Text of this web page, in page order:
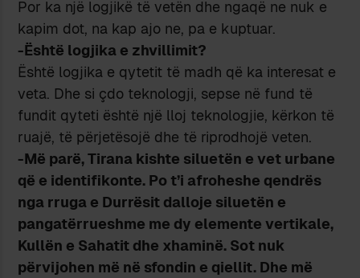
Por ka një logjikë të vetën dhe ngaqë ne nuk e
kapim dot, na kap ajo ne, pa e kuptuar.
-Është logjika e zhvillimit?
Është logjika e qytetit të madh që ka interesat e
veta. Dhe si çdo teknologji, sepse në fund të
fundit qyteti është një lloj teknologjie, kërkon të
ruajë, të përjetësojë dhe të riprodhojë veten.
-Më parë, Tirana kishte siluetën e vet urbane
që e identifikonte. Po t’i afroheshe qendrës
nga rruga e Durrësit dalloje siluetën e
pangatërrueshme me dy elemente vertikale,
Kullën e Sahatit dhe xhaminë. Sot nuk
përvijohen më në sfondin e qiellit. Dhe më